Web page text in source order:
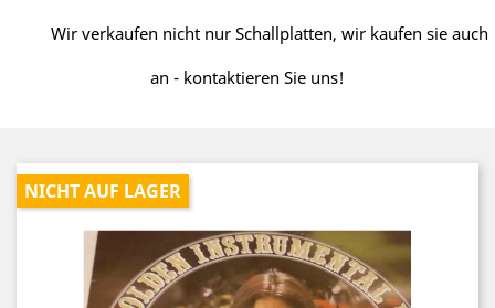
Wir verkaufen nicht nur Schallplatten, wir kaufen sie auch
an - kontaktieren Sie uns!
NICHT AUF LAGER